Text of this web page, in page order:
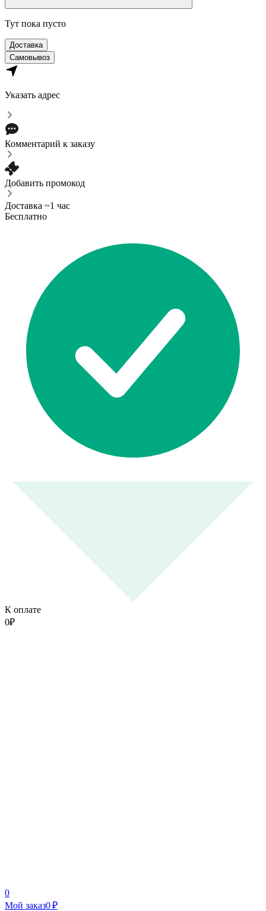
Тут пока пусто
Доставка
Самовывоз
Указать адрес
Комментарий к заказу
Добавить промокод
Доставка ~1 час
Бесплатно
К оплате
0₽
0
Мой заказ0 ₽